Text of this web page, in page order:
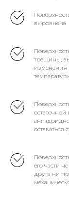
выровнена
трещины,
изменения
остаточной
оставаться
его части
друга ни